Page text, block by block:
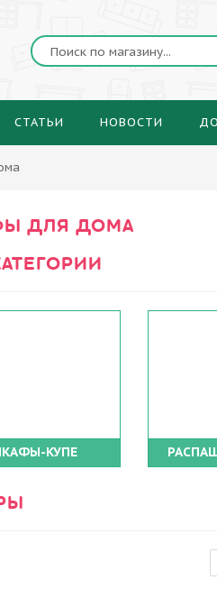
СТАТЬИ НОВОСТИ
ДЛЯ ДОМА
КУПЕ